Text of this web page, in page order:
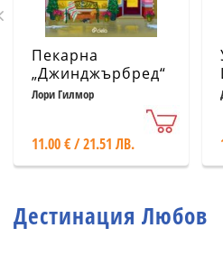
Пекарна
„Джинджърбред“
(с цветни
Лори Гилмор
11.00 € / 21.51 ЛВ.
Дестинация Любов